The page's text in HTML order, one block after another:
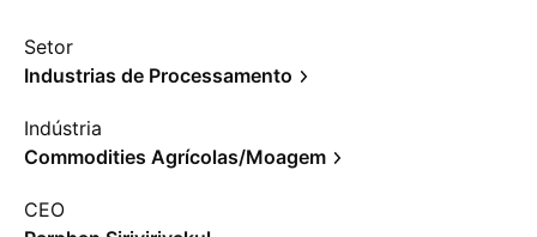
Setor
Industrias de Processamento
Indústria
Commodities Agrícolas/Moagem
CEO